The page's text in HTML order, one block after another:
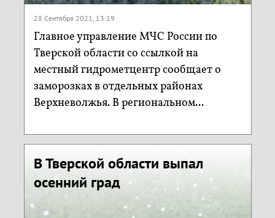
28 Сентября 2021, 13:19
Главное управление МЧС России по
Тверской области со ссылкой на
местный гидрометцентр сообщает о
заморозках в отдельных районах
Верхневолжья. В региональном...
В Тверской области выпал
осенний град